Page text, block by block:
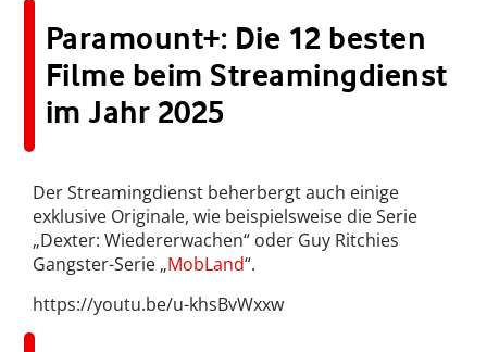
Paramount+: Die 12 besten
Filme beim Streamingdienst
im Jahr 2025
Der Streamingdienst beherbergt auch einige
exklusive Originale, wie beispielsweise die Serie
„Dexter: Wiedererwachen“ oder Guy Ritchies
Gangster-Serie „MobLand“.
https://youtu.be/u-khsBvWxxw